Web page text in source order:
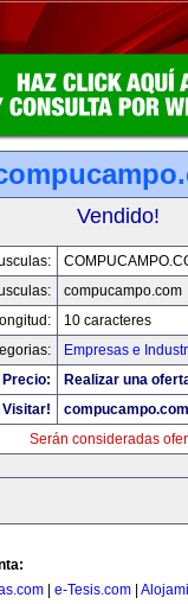
Vendido!
compucampo.com
10 caracteres
Empresas e
Precio:
Realizar una
Visitar!
compucampo.com
Serán consideradas
e-Tesis.com